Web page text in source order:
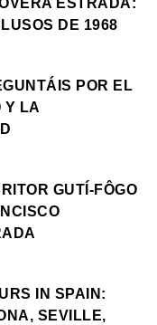
ESTRADA:
DE 1968
POR EL
Y LA
GUTÍ-FÔGO
IN SPAIN:
SEVILLE,